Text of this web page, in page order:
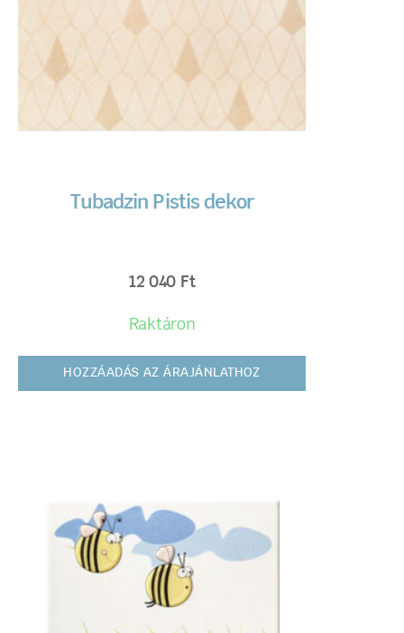
Tubadzin Pistis dekor
12 040 Ft
Raktáron
HOZZÁADÁS AZ ÁRAJÁNLATHOZ